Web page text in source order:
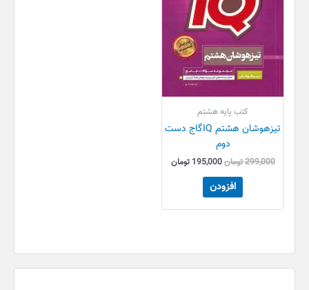
کتب پایه هشتم
تیزهوشان هشتم IQگاج دست
دوم
299,000تومان195,000 تومان
افزودن